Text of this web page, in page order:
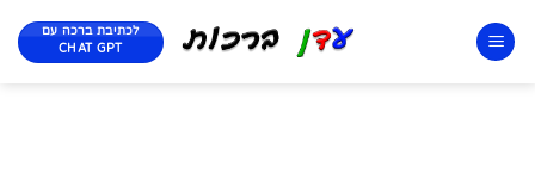
לכתיבת ברכה עם
CHAT GPT